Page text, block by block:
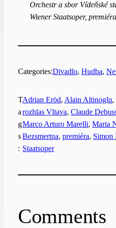
Orchestr a sbor Vídeňské
Wiener Staatsoper,
Categories:Divadlo, Hudba,
T
a
g
s
:
Adrian Eröd, Alain Altinoglu,
rozhlas Vltava, Claude
Marco Arturo Marelli, Maria
Bezsmertna, premiéra, Simon
Staatsoper
Comments